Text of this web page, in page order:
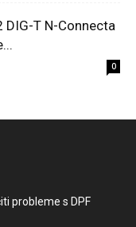
T N-Connecta
0
probleme s DPF